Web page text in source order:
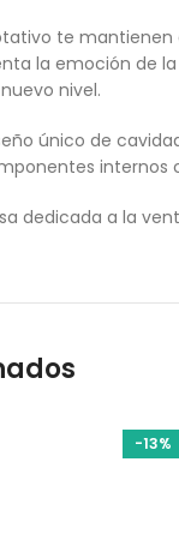
te
la emoción de
nivel.
único de
internos
dedicada a la
-13%